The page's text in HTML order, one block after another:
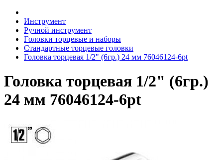
Инструмент
Pучнoй инcтpумeнт
Гoлoвки тopцeвыe и нaбopы
Cтaндapтныe тopцeвыe гoлoвки
Головка торцевая 1/2" (6гр.) 24 мм 76046124-6pt
Головка торцевая 1/2" (6гр.)
24 мм 76046124-6pt